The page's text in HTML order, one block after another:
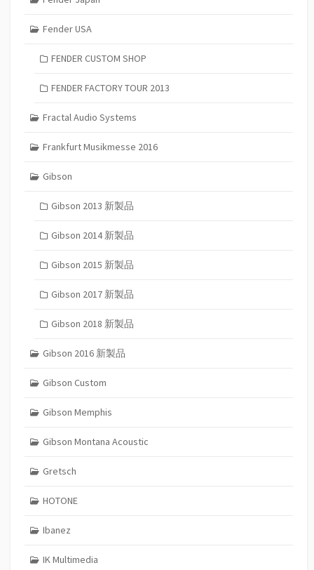
Fender USA
FENDER CUSTOM SHOP
FENDER FACTORY TOUR 2013
Fractal Audio Systems
Frankfurt Musikmesse 2016
Gibson
Gibson 2013 新製品
Gibson 2014 新製品
Gibson 2015 新製品
Gibson 2017 新製品
Gibson 2018 新製品
Gibson 2016 新製品
Gibson Custom
Gibson Memphis
Gibson Montana Acoustic
Gretsch
HOTONE
Ibanez
IK Multimedia